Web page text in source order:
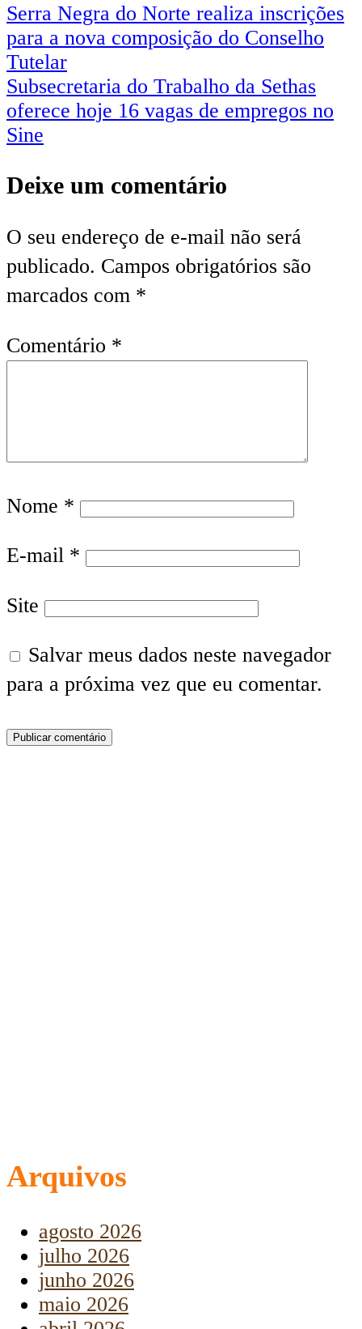
Navegação
de
Post
Serra Negra do Norte realiza inscrições
para a nova composição do Conselho
Tutelar
Subsecretaria do Trabalho da Sethas
oferece hoje 16 vagas de empregos no
Sine
Deixe um comentário
O seu endereço de e-mail não será
publicado. Campos obrigatórios são
marcados com *
Comentário *
Nome *
E-mail *
Site
Salvar meus dados neste navegador
para a próxima vez que eu comentar.
Arquivos
agosto 2026
julho 2026
junho 2026
maio 2026